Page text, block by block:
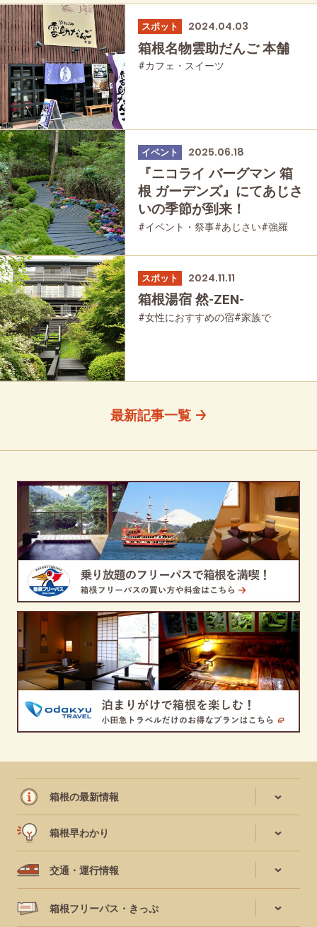
スポット 2024.04.03
箱根名物雲助だんご 本舗
#カフェ・スイーツ
イベント 2025.06.18
『ニコライ バーグマン 箱
根 ガーデンズ』にてあじさ
いの季節が到来！
#イベント・祭事#あじさい#強羅
#公園・自然#母と娘で
スポット 2024.11.11
箱根湯宿 然-ZEN-
#女性におすすめの宿#家族で
最新記事一覧
箱根の最新情報
箱根早わかり
交通・運行情報
箱根フリーパス・きっぷ